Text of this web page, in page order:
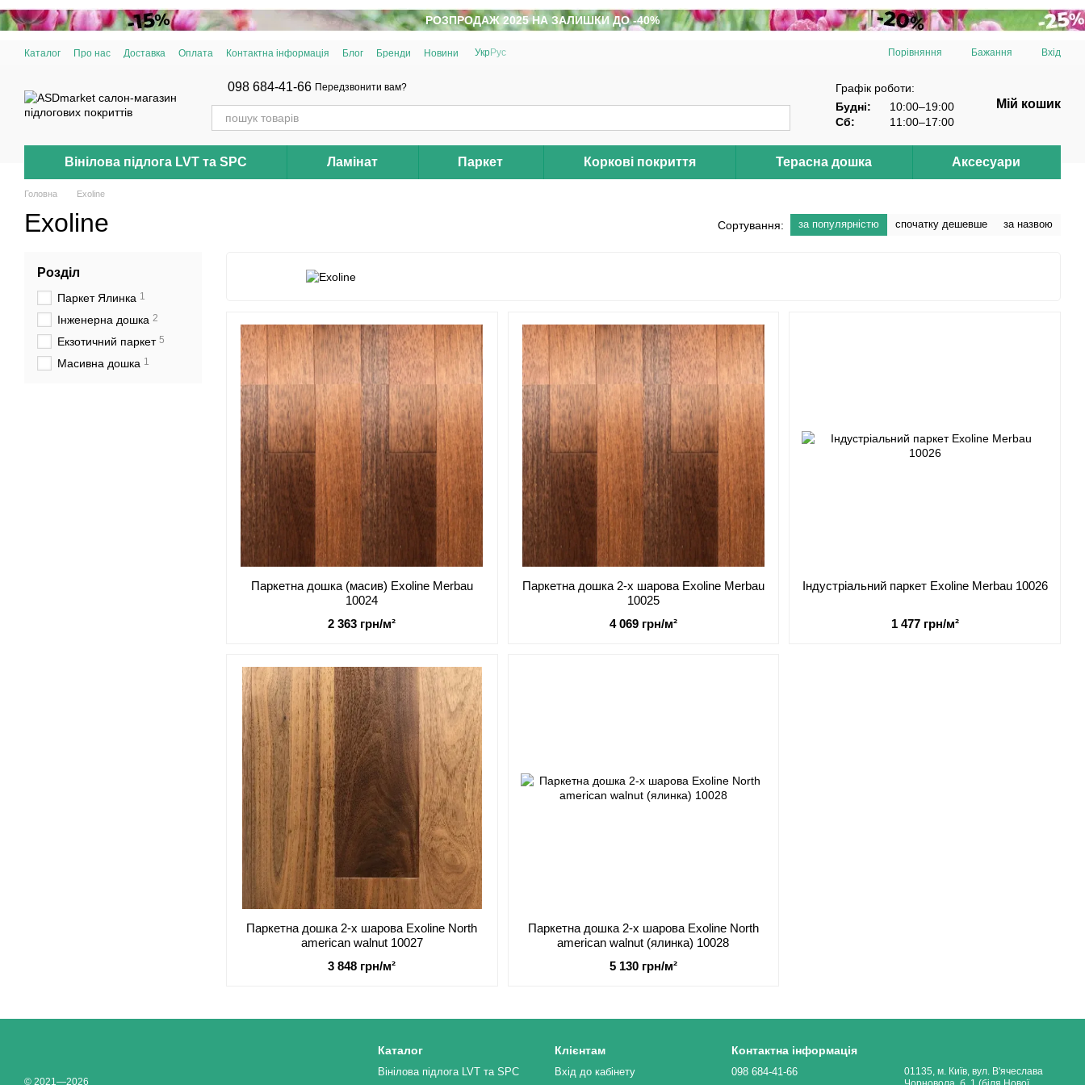
Перейти до основного контенту
РОЗПРОДАЖ 2025 НА ЗАЛИШКИ ДО -40%
Каталог Про нас Доставка Оплата Контактна інформація Блог Бренди Новини УкрРус Порівняння Бажання Вхід
098 684-41-66 Передзвонити вам?
Графік роботи:
Будні:
10:00–19:00
Сб:
11:00–17:00
Мій кошик
Вінілова підлога LVT та SPC Ламінат Паркет Коркові покриття Терасна дошка Аксесуари
Головна Exoline
Exoline Сортування: за популярністю спочатку дешевше за назвою
Паркетна дошка (масив) Exoline Merbau
10024
2 363 грн/м²
Паркетна дошка 2-х шарова Exoline Merbau
10025
4 069 грн/м²
Індустріальний паркет Exoline Merbau 10026
1 477 грн/м²
Паркетна дошка 2-х шарова Exoline North
american walnut 10027
3 848 грн/м²
Паркетна дошка 2-х шарова Exoline North
american walnut (ялинка) 10028
5 130 грн/м²
Розділ
Паркет Ялинка 1
Інженерна дошка 2
Екзотичний паркет 5
Масивна дошка 1
© 2021—2026
Каталог
Вінілова підлога LVT та SPC
Клієнтам
Вхід до кабінету
Контактна інформація
098 684-41-66
01135, м. Київ, вул. В'ячеслава